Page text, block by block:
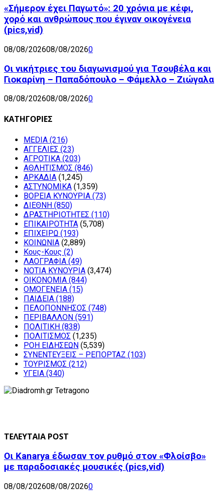
«Σήμερον έχει Παγωτό»: 20 χρόνια με κέφι,
χορό και ανθρώπους που έγιναν οικογένεια
(pics,vid)
08/08/202608/08/20260
Οι νικήτριες του διαγωνισμού για Τσουβέλα και
Γιοκαρίνη – Παπαδόπουλο – Φάμελλο – Ζιώγαλα
08/08/202608/08/20260
ΚΑΤΗΓΟΡΙΕΣ
MEDIA (216)
ΑΓΓΕΛΙΕΣ (23)
ΑΓΡΟΤΙΚΑ (203)
ΑΘΛΗΤΙΣΜΟΣ (846)
ΑΡΚΑΔΙΑ (1,245)
ΑΣΤΥΝΟΜΙΚΑ (1,359)
ΒΟΡΕΙΑ ΚΥΝΟΥΡΙΑ (73)
ΔΙΕΘΝΗ (850)
ΔΡΑΣΤΗΡΙΟΤΗΤΕΣ (110)
ΕΠΙΚΑΙΡΟΤΗΤΑ (5,708)
ΕΠΙΧΕΙΡΩ (193)
ΚΟΙΝΩΝΙΑ (2,889)
Κους-Κους (2)
ΛΑΟΓΡΑΦΙΑ (49)
ΝΟΤΙΑ ΚΥΝΟΥΡΙΑ (3,474)
ΟΙΚΟΝΟΜΙΑ (844)
ΟΜΟΓΕΝΕΙΑ (15)
ΠΑΙΔΕΙΑ (188)
ΠΕΛΟΠΟΝΝΗΣΟΣ (748)
ΠΕΡΙΒΑΛΛΟΝ (591)
ΠΟΛΙΤΙΚΗ (838)
ΠΟΛΙΤΙΣΜΟΣ (1,235)
ΡΟΗ ΕΙΔΗΣΕΩΝ (5,539)
ΣΥΝΕΝΤΕΥΞΕΙΣ – ΡΕΠΟΡΤΑΖ (103)
ΤΟΥΡΙΣΜΟΣ (212)
ΥΓΕΙΑ (340)
ΤΕΛΕΥΤΑΙΑ POST
Οι Kanarya έδωσαν τον ρυθμό στον «Φλοίσβο»
με παραδοσιακές μουσικές (pics,vid)
08/08/202608/08/20260